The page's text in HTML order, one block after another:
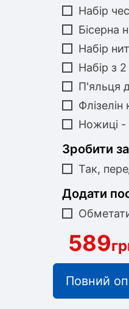
Набір
Бісерна
Набір
Набір з
П'яльця
Ножиці -
Зробити
Так,
Додати
589
Повний